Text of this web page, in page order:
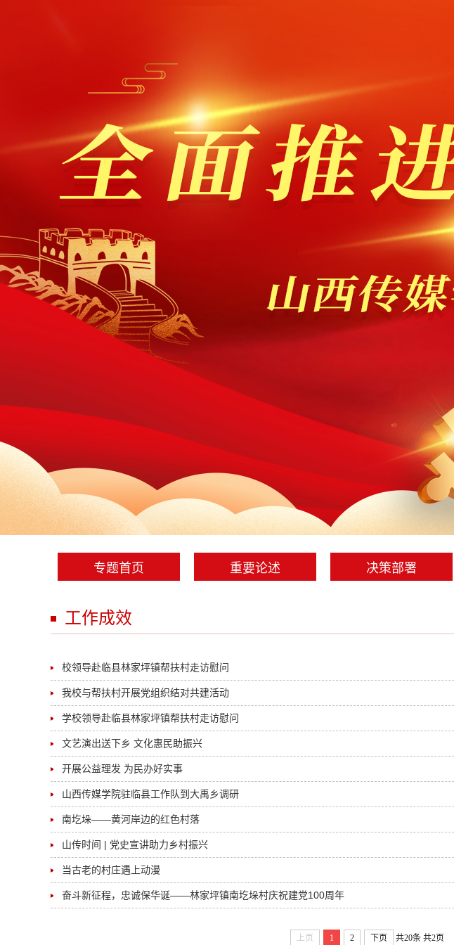
专题首页 重要论述 决策部署
工作成效
校领导赴临县林家坪镇帮扶村走访慰问
我校与帮扶村开展党组织结对共建活动
学校领导赴临县林家坪镇帮扶村走访慰问
文艺演出送下乡 文化惠民助振兴
开展公益理发 为民办好实事
山西传媒学院驻临县工作队到大禹乡调研
南圪垛——黄河岸边的红色村落
山传时间 | 党史宣讲助力乡村振兴
当古老的村庄遇上动漫
奋斗新征程，忠诚保华诞——林家坪镇南圪垛村庆祝建党100周年
上页 1 2 下页 共20条 共2页